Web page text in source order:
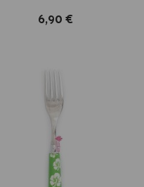
6,90 €